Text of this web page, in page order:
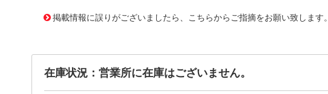
掲載情報に誤りがございましたら、こちらからご指摘をお願い致します。
在庫状況：営業所に在庫はございません。